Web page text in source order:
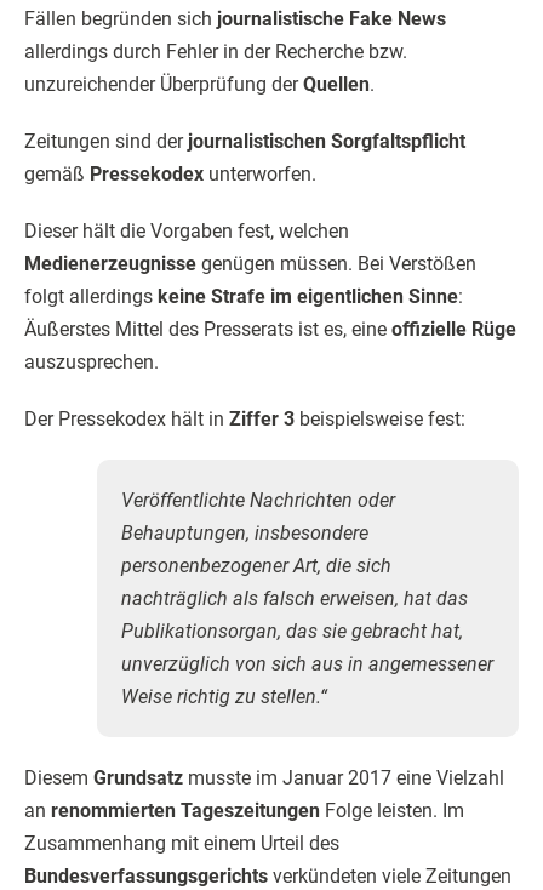
Fällen begründen sich journalistische Fake News
allerdings durch Fehler in der Recherche bzw.
unzureichender Überprüfung derQuellen.
Zeitungen sind der journalistischen Sorgfaltspflicht
gemäß Pressekodex unterworfen.
Dieser hält die Vorgaben fest, welchen
Medienerzeugnisse genügen müssen. Bei Verstößen
folgt allerdings keine Strafe im eigentlichen Sinne:
Äußerstes Mittel des Presserats ist es, eine offizielle Rüge
auszusprechen.
Der Pressekodex hält in Ziffer 3 beispielsweise fest:
Veröffentlichte Nachrichten oder
Behauptungen, insbesondere
personenbezogener Art, die sich
nachträglich als falsch erweisen, hat das
Publikationsorgan, das sie gebracht hat,
unverzüglich von sich aus in angemessener
Weise richtig zu stellen.“
Diesem Grundsatz musste im Januar 2017 eine Vielzahl
an renommierten Tageszeitungen Folge leisten. Im
Zusammenhang mit einem Urteil des
Bundesverfassungsgerichts verkündeten viele Zeitungen